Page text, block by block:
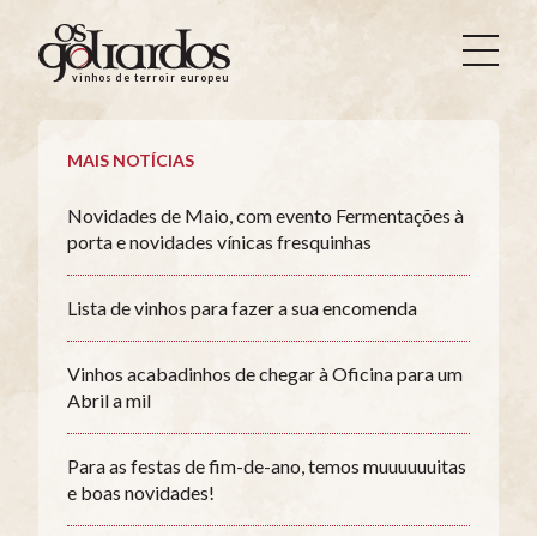
Os
Goliardos
Vinhos
Terroir
vinhos de terroir europeus
MAIS NOTÍCIAS
Novidades de Maio, com evento Fermentações à
porta e novidades vínicas fresquinhas
Lista de vinhos para fazer a sua encomenda
Vinhos acabadinhos de chegar à Oficina para um
Abril a mil
Para as festas de fim-de-ano, temos muuuuuuitas
e boas novidades!